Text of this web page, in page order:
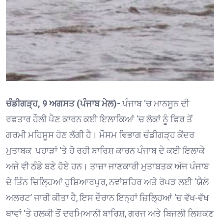
ਚੰਡੀਗੜ੍ਹ, 9 ਅਗਸਤ (ਪੰਜਾਬ ਮੇਲ)- ਪੰਜਾਬ ‘ਚ ਮਾਨਸੂਨ ਦੀ
ਰਫਤਾਰ ਹੌਲੀ ਪੈਣ ਕਾਰਨ ਕਈ ਇਲਾਕਿਆਂ ‘ਚ ਲੋਕਾਂ ਨੂੰ ਫਿਰ ਤੋਂ
ਗਰਮੀ ਮਹਿਸੂਸ ਹੋਣ ਲੱਗੀ ਹੈ। ਮੌਸਮ ਵਿਭਾਗ ਚੰਡੀਗੜ੍ਹ ਕੇਂਦਰ
ਮੁਤਾਬਕ ਪਹਾੜਾਂ ‘ਤੇ ਹੋ ਰਹੀ ਬਾਰਿਸ਼ ਕਾਰਨ ਪੰਜਾਬ ਦੇ ਕਈ ਇਲਾਕੇ
ਅਜੇ ਵੀ ਠੰਡੇ ਬਣੇ ਹੋਏ ਹਨ। ਤਾਜ਼ਾ ਜਾਣਕਾਰੀ ਮੁਤਾਬਤਕ ਅੱਜ ਪੰਜਾਬ
ਦੇ ਤਿੰਨ ਜ਼ਿਲ੍ਹਿਆਂ ਹੁਸ਼ਿਆਰਪੁਰ, ਨਵਾਂਸ਼ਹਿਰ ਅਤੇ ਰੋਪੜ ਲਈ ‘ਯੈਲੋ
ਅਲਰਟ’ ਜਾਰੀ ਕੀਤਾ ਹੈ, ਇਸ ਦੌਰਾਨ ਇਨ੍ਹਾਂ ਜ਼ਿਲ੍ਹਿਆਂ ‘ਚ ਵੱਖ-ਵੱਖ
ਥਾਵਾਂ ‘ਤੇ ਹਲਕੀ ਤੋਂ ਦਰਮਿਆਨੀ ਬਾਰਿਸ਼, ਗਰਜ ਅਤੇ ਬਿਜਲੀ ਲਿਸ਼ਕਣ